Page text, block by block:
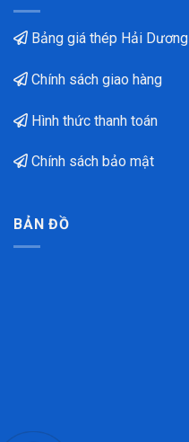
Bảng giá thép Hải Dương
Chính sách giao hàng
Hình thức thanh toán
Chính sách bảo mật
BẢN ĐỒ